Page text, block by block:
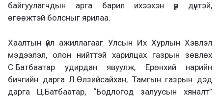
байгуулагчдын арга барил ихээхэн үр дүнтэй,
өгөөжтэй болсныг ярилаа.
Хаалтын үйл ажиллагааг Улсын Их Хурлын Хэвлэл
мэдээлэл, олон нийттэй харилцах газрын зөвлөх
С.Батбаатар удирдан явуулж, Ерөнхий нарийн
бичгийн дарга Л.Өлзийсайхан, Тамгын газрын дэд
дарга Ц.Батбаатар, “Бодлогод залуусын хяналт”